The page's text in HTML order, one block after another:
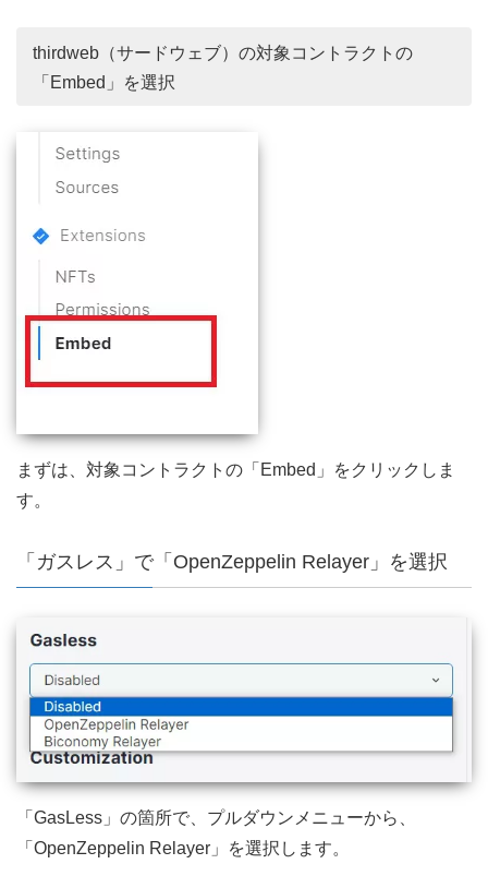
thirdweb（サードウェブ）の対象コントラクトの
「Embed」を選択
まずは、対象コントラクトの「Embed」をクリックしま
す。
「ガスレス」で「OpenZeppelin Relayer」を選択
「GasLess」の箇所で、プルダウンメニューから、
「OpenZeppelin Relayer」を選択します。